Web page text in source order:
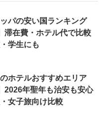
パの安い国ランキング
滞在費・ホテル代で比較
学生にも
ホテルおすすめエリア
2026年聖年も治安も安心
女子旅向け比較